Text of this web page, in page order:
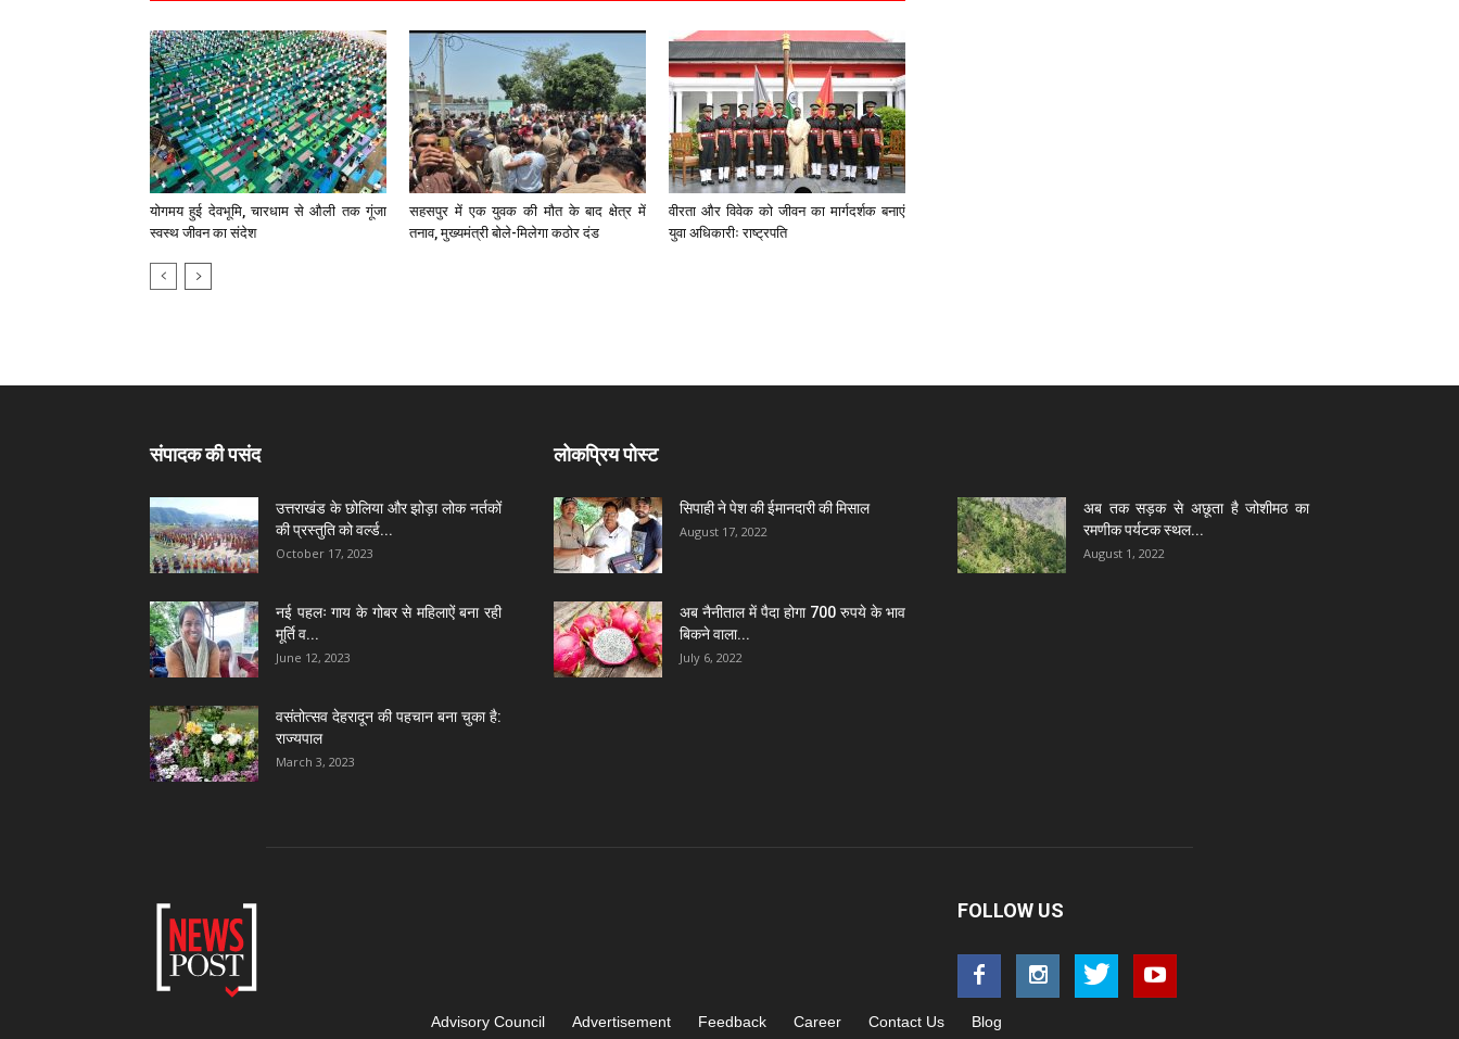
योगमय हुई देवभूमि, चारधाम से औली तक गूंजा
स्वस्थ जीवन का संदेश
सहसपुर में एक युवक की मौत के बाद क्षेत्र में
तनाव, मुख्यमंत्री बोले-मिलेगा कठोर दंड
वीरता और विवेक को जीवन का मार्गदर्शक बनाएं
युवा अधिकारीः राष्ट्रपति
संपादक की पसंद
उत्तराखंड के छोलिया और झोड़ा लोक नर्तकों
की प्रस्तुति को वर्ल्ड...
October 17, 2023
नई पहलः गाय के गोबर से महिलाऐं बना रही
मूर्ति व...
June 12, 2023
वसंतोत्सव देहरादून की पहचान बना चुका है:
राज्यपाल
March 3, 2023
लोकप्रिय पोस्ट
सिपाही ने पेश की ईमानदारी की मिसाल
August 17, 2022
अब तक सड़क से अछूता है जोशीमठ का
रमणीक पर्यटक स्थल...
August 1, 2022
अब नैनीताल में पैदा होगा 700 रुपये के भाव
बिकने वाला...
July 6, 2022
FOLLOW US
Advisory Council Advertisement Feedback Career Contact Us Blog